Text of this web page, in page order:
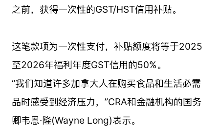
之前，获得一次性的GST/HST信用补贴。
这笔款项为一次性支付，补贴额度将等于2025
至2026年福利年度GST信用的50%。
“我们知道许多加拿大人在购买食品和生活必需
品时感受到经济压力，”CRA和金融机构的国务
卿韦恩·隆(Wayne Long)表示。